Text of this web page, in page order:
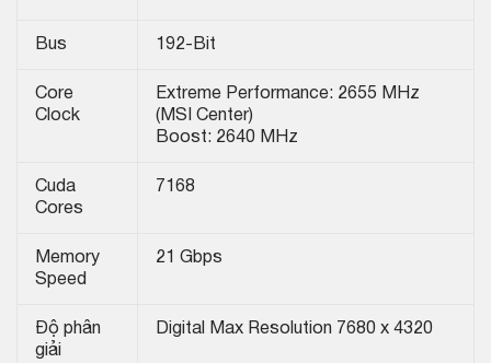
Bus 192-Bit
Core
Clock
Extreme Performance: 2655 MHz
(MSI Center)
Boost: 2640 MHz
Cuda
Cores
7168
Memory
Speed
21 Gbps
Độ phân
giải
Digital Max Resolution 7680 x 4320